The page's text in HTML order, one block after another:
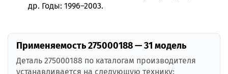
др. Годы: 1996–2003.
Применяемость 275000188 — 31 модель
Деталь 275000188 по каталогам производителя
устанавливается на следующую технику: